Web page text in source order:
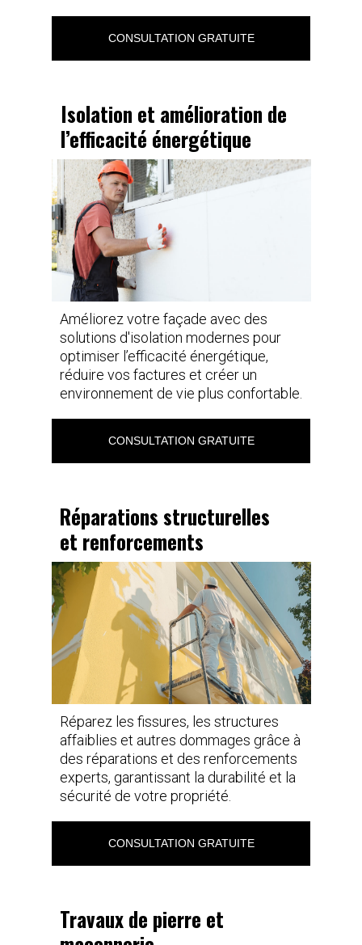
Travaux de pierre et
Isolation et amélioration de
l’efficacité énergétique
CONSULTATION GRATUITE
Améliorez votre façade avec des
solutions d'isolation modernes pour
optimiser l’efficacité énergétique,
réduire vos factures et créer un
environnement de vie plus confortable.
Réparations structurelles
et renforcements
CONSULTATION GRATUITE
Réparez les fissures, les structures
affaiblies et autres dommages grâce à
des réparations et des renforcements
experts, garantissant la durabilité et la
sécurité de votre propriété.
CONSULTATION GRATUITE